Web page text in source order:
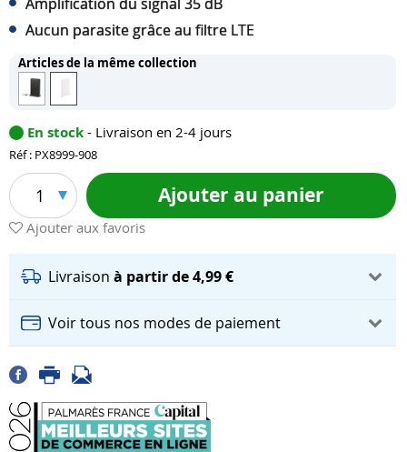
Aucun parasite grâce au filtre LTE
Articles de la même collection
En stock - Livraison en 2-4 jours
Réf : PX8999-908
1 Ajouter au panier
Ajouter aux favoris
Livraison à partir de 4,99 €
Voir tous nos modes de paiement